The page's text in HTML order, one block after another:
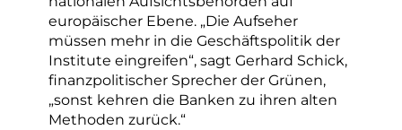
europäischer Ebene. „Die Aufseher
müssen mehr in die Geschäftspolitik der
Institute eingreifen“, sagt Gerhard Schick,
finanzpolitischer Sprecher der Grünen,
„sonst kehren die Banken zu ihren alten
Methoden zurück.“